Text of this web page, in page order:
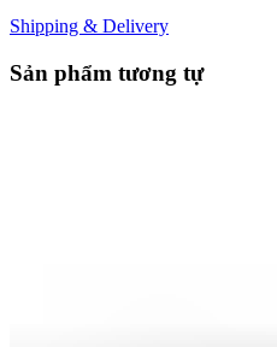
Shipping & Delivery
Sản phẩm tương tự